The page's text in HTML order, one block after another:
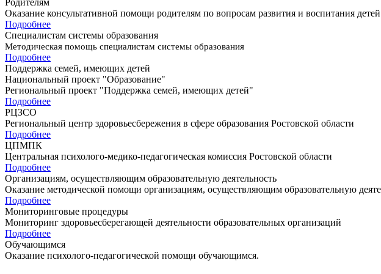
Оказание консультативной помощи родителям по вопросам развития и воспитания детей
Подробнее
Специалистам системы образования
Методическая помощь специалистам системы образования
Подробнее
Поддержка семей, имеющих детей
Национальный проект "Образование"
Региональный проект "Поддержка семей, имеющих детей"
Подробнее
РЦЗСО
Региональный центр здоровьесбережения в сфере образования Ростовской области
Подробнее
ЦПМПК
Центральная психолого-медико-педагогическая комиссия Ростовской области
Подробнее
Организациям, осуществляющим образовательную деятельность
Оказание методической помощи организациям, осуществляющим образовательную
Подробнее
Мониторинговые процедуры
Мониторинг здоровьесберегающей деятельности образовательных организаций
Подробнее
Обучающимся
Оказание психолого-педагогической помощи обучающимcя.